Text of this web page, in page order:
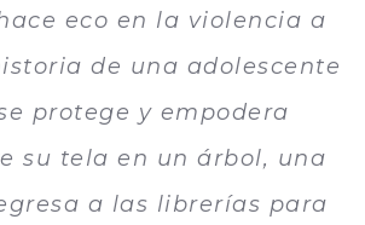
eco en la violencia a
de una adolescente
protege y empodera
su tela en un árbol, una
a las librerí­as para